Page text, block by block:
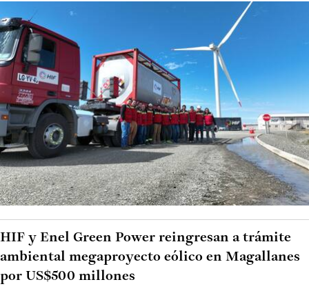
HIF y Enel Green Power reingresan a trámite
ambiental megaproyecto eólico en Magallanes
por US$500 millones